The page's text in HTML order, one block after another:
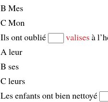
B Mes
C Mon
Ils ont oublié
valisesà
A leur
B ses
C leurs
Les enfants ont bien nettoyé